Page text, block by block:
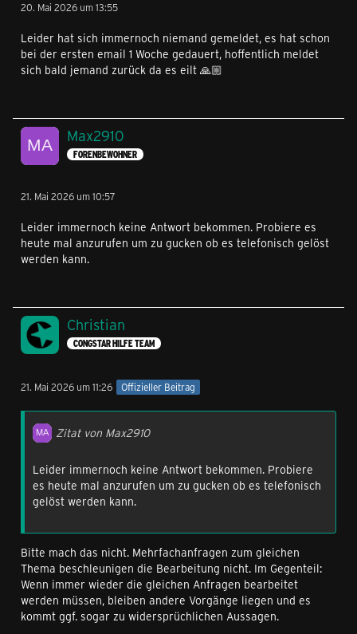
20. Mai 2026 um 13:55
Leider hat sich immernoch niemand gemeldet, es hat schon
bei der ersten email 1 Woche gedauert, hoffentlich meldet
sich bald jemand zurück da es eilt 🙏🏼
Max2910
FORENBEWOHNER
21. Mai 2026 um 10:57
Leider immernoch keine Antwort bekommen. Probiere es
heute mal anzurufen um zu gucken ob es telefonisch gelöst
werden kann.
Christian
CONGSTAR HILFE TEAM
21. Mai 2026 um 11:26 Offizieller Beitrag
Zitat von Max2910
Leider immernoch keine Antwort bekommen. Probiere
es heute mal anzurufen um zu gucken ob es telefonisch
gelöst werden kann.
Bitte mach das nicht. Mehrfachanfragen zum gleichen
Thema beschleunigen die Bearbeitung nicht. Im Gegenteil:
Wenn immer wieder die gleichen Anfragen bearbeitet
werden müssen, bleiben andere Vorgänge liegen und es
kommt ggf. sogar zu widersprüchlichen Aussagen.